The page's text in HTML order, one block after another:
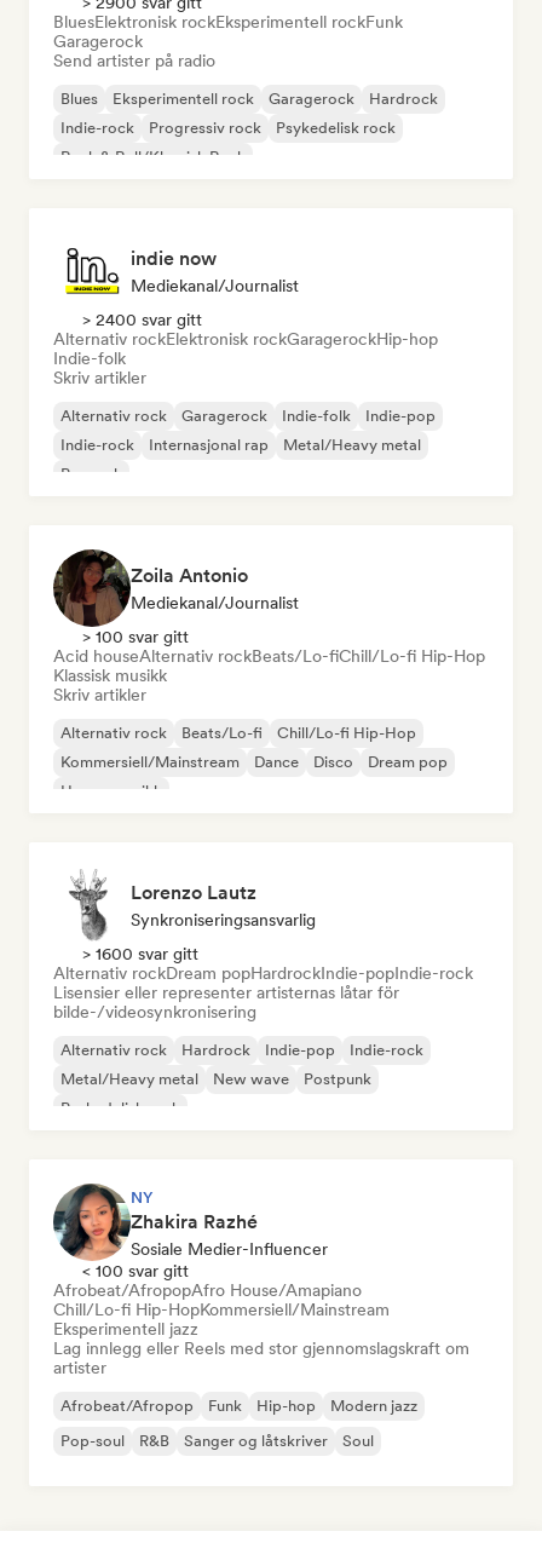
BluesElektronisk rockEksperimentell rockFunk
Garagerock
Send artister på radio
Blues Eksperimentell rock Garagerock
Hardrock
Indie-rock
Progressiv rock
Psykedelisk rock
Rock & Roll/Klassisk Rock
indie now
Mediekanal/journalist
> 2400 svar gitt
Alternativ rockElektronisk rockGaragerockHip-hop
Indie-folk
Skriv artikler
Alternativ rock Garagerock Indie-folk
Indie-pop
Indie-rock
Internasjonal rap
Metal/Heavy metal
Poprock
Zoila Antonio
Mediekanal/journalist
> 100 svar gitt
Acid houseAlternativ rockBeats/Lo-fiChill/Lo-fi Hip-Hop
Klassisk musikk
Skriv artikler
Alternativ rock Beats/Lo-fi
Chill/Lo-fi Hip-Hop
Kommersiell/Mainstream
Dance Disco
Dream pop
House-musikk
Lorenzo Lautz
Synkroniseringsansvarlig
> 1600 svar gitt
Alternativ rockDream popHardrockIndie-popIndie-rock
Lisensier eller representer artisternas låtar för
bilde-/videosynkronisering
Alternativ rock Hardrock Indie-pop
Indie-rock
Metal/Heavy metal
New wave
Postpunk
Psykedelisk rock
NY
Zhakira Razhé
Sosiale Medier-Influencer
< 100 svar gitt
Afrobeat/AfropopAfro House/Amapiano
Chill/Lo-fi Hip-HopKommersiell/Mainstream
Eksperimentell jazz
Lag innlegg eller Reels med stor gjennomslagskraft om
artister
Afrobeat/Afropop Funk Hip-hop
Modern jazz
Pop-soul
R&B Sanger og låtskriver Soul